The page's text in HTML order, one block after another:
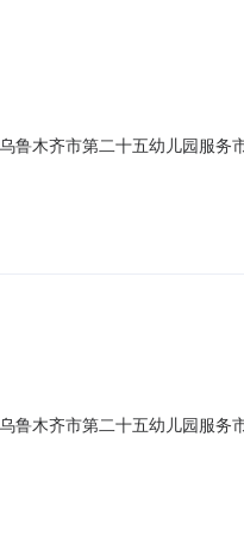
木齐市第二十五幼儿园服务
儿园联系人：热衣拉·阿不里米
木齐市第二十五幼儿园服务
：热衣拉·阿不里米提联系电话